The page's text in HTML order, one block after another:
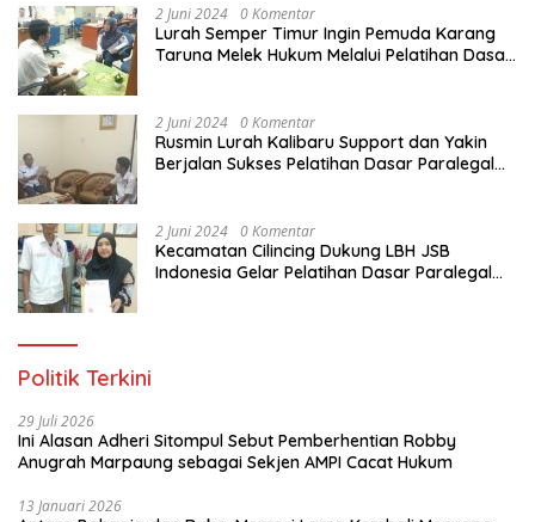
2 Juni 2024 0 Komentar
Lurah Semper Timur Ingin Pemuda Karang
Taruna Melek Hukum Melalui Pelatihan Dasar
2 Juni 2024 0 Komentar
Rusmin Lurah Kalibaru Support dan Yakin
Berjalan Sukses Pelatihan Dasar Paralegal
2 Juni 2024 0 Komentar
Kecamatan Cilincing Dukung LBH JSB
Indonesia Gelar Pelatihan Dasar Paralegal
Politik Terkini
29 Juli 2026
Ini Alasan Adheri Sitompul Sebut Pemberhentian Robby
Anugrah Marpaung sebagai Sekjen AMPI Cacat Hukum
13 Januari 2026